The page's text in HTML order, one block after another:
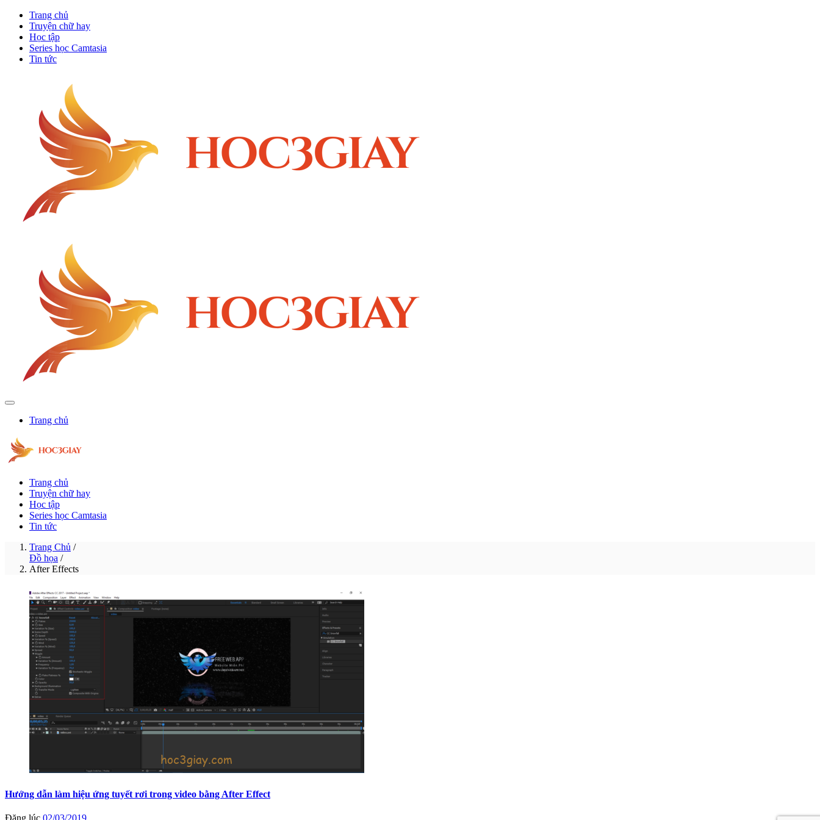
Trang chủ
Truyện chữ hay
Học tập
Series học Camtasia
Tin tức
Trang chủ
Trang chủ
Truyện chữ hay
Học tập
Series học Camtasia
Tin tức
Trang Chủ /
Đồ họa /
After Effects
Hướng dẫn làm hiệu ứng tuyết rơi trong video bằng After Effect
Đăng lúc 02/03/2019